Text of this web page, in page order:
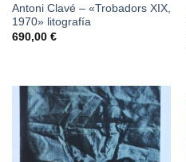
Antoni Clavé – «Trobadors XIX,
1970» litografía
690,00 €